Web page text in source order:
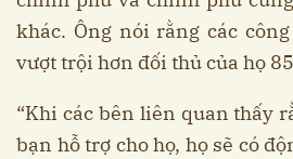
khác. Ông nói rằng các
vượt trội hơn đối thủ của họ
“Khi các bên liên quan thấy
bạn hỗ trợ cho họ, họ sẽ có